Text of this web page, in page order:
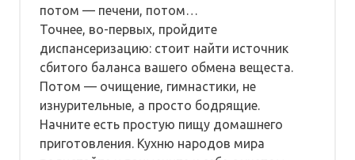
потом — печени, потом…
Точнее, во-первых, пройдите
диспансеризацию: стоит найти источник
сбитого баланса вашего обмена вещеста.
Потом — очищение, гимнастики, не
изнурительные, а просто бодрящие.
Начните есть простую пищу домашнего
приготовления. Кухню народов мира